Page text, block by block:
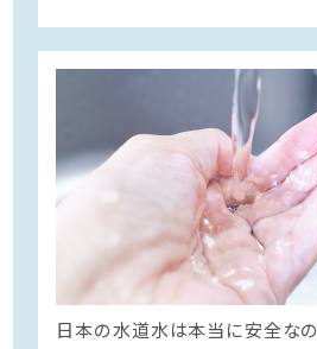
日本の水道水は本当に安全な